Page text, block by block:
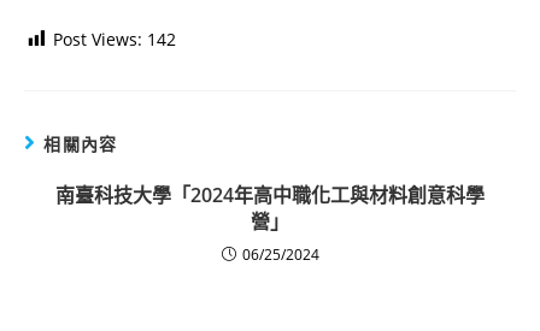
Post Views: 142
相關內容
南臺科技大學「2024年高中職化工與材料創意科學
營」
06/25/2024